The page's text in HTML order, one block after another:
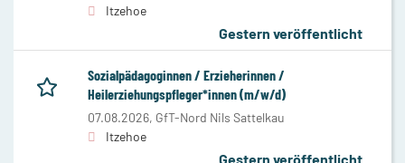
Itzehoe
Gestern veröffentlicht
Sozialpädagoginnen / Erzieherinnen /
Heilerziehungspfleger*innen (m/w/d)
07.08.2026, GfT-Nord Nils Sattelkau
Itzehoe
Gestern veröffentlicht